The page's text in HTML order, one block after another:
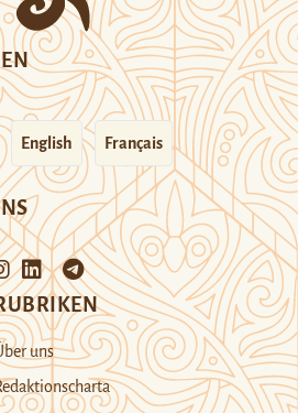
English Français
uns